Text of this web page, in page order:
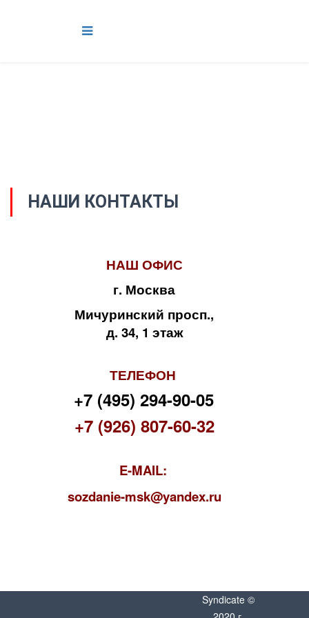
НАШИ КОНТАКТЫ
НАШ ОФИС
г. Москва
Мичуринский просп.,
д. 34, 1 этаж
ТЕЛЕФОН
+7 (495) 294-90-05
+7 (926) 807-60-32
E-MAIL:
sozdanie-msk@yandex.ru
Syndicate ©